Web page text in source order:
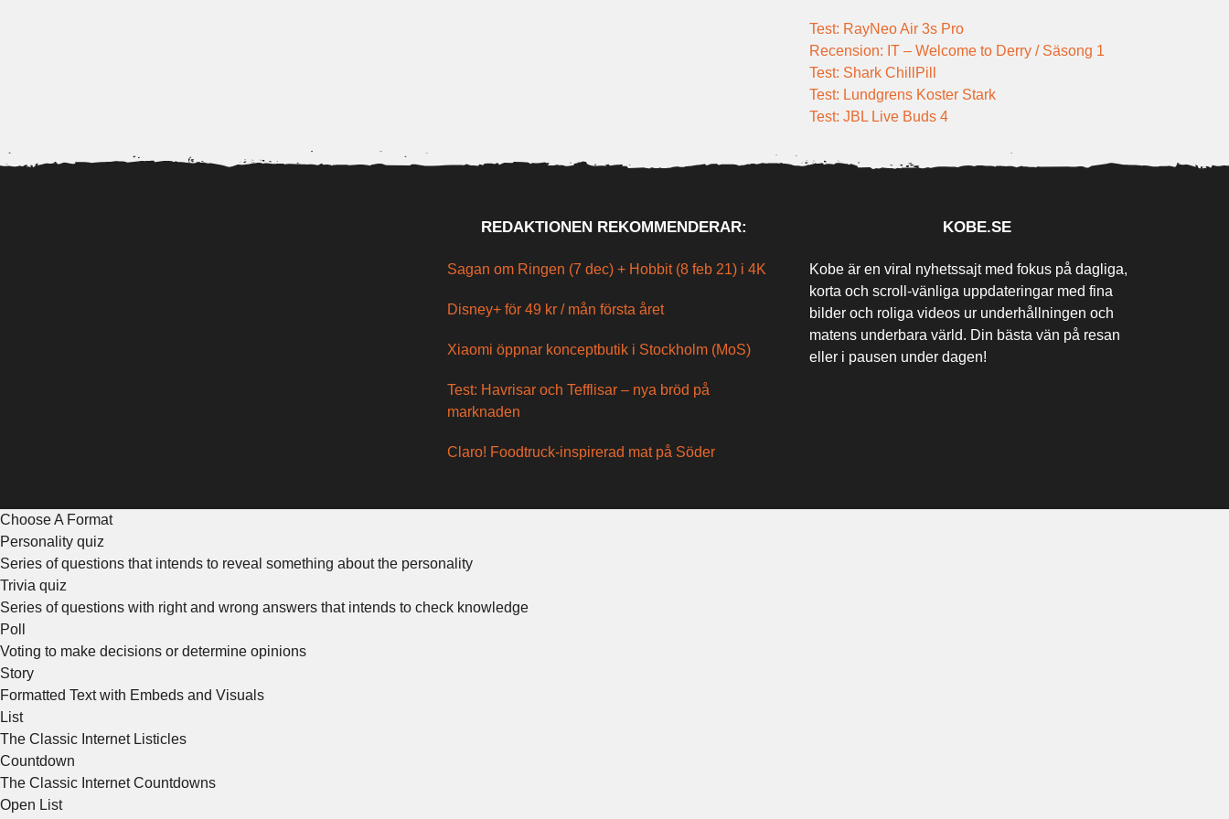
Test: RayNeo Air 3s Pro
Recension: IT – Welcome to Derry / Säsong 1
Test: Shark ChillPill
Test: Lundgrens Koster Stark
Test: JBL Live Buds 4
REDAKTIONEN REKOMMENDERAR:
Sagan om Ringen (7 dec) + Hobbit (8 feb 21) i 4K
Disney+ för 49 kr / mån första året
Xiaomi öppnar konceptbutik i Stockholm (MoS)
Test: Havrisar och Tefflisar – nya bröd på
marknaden
Claro! Foodtruck-inspirerad mat på Söder
KOBE.SE
Kobe är en viral nyhetssajt med fokus på dagliga,
korta och scroll-vänliga uppdateringar med fina
bilder och roliga videos ur underhållningen och
matens underbara värld. Din bästa vän på resan
eller i pausen under dagen!
Choose A Format
Personality quiz
Series of questions that intends to reveal something about the personality
Trivia quiz
Series of questions with right and wrong answers that intends to check knowledge
Poll
Voting to make decisions or determine opinions
Story
Formatted Text with Embeds and Visuals
List
The Classic Internet Listicles
Countdown
The Classic Internet Countdowns
Open List